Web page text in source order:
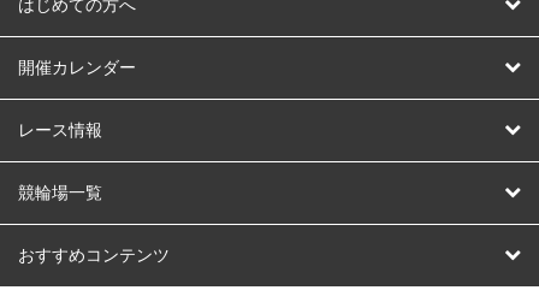
はじめての方へ
はじめての方へ
開催カレンダー
競輪
オートレース
競輪くじ
レース情報
レース予想
レース結果
競輪場一覧
北日本 函館競輪場
おすすめコンテンツ